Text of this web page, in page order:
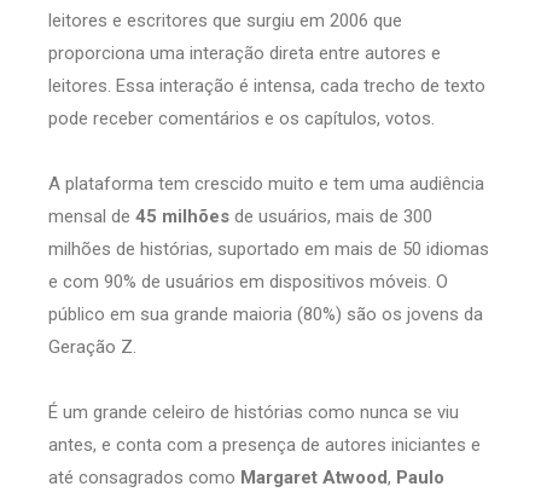
leitores e escritores que surgiu em 2006 que
proporciona uma interação direta entre autores e
leitores. Essa interação é intensa, cada trecho de texto
pode receber comentários e os capítulos, votos.
A plataforma tem crescido muito e tem uma audiência
mensal de 45 milhões de usuários, mais de 300
milhões de histórias, suportado em mais de 50 idiomas
e com 90% de usuários em dispositivos móveis. O
público em sua grande maioria (80%) são os jovens da
Geração Z.
É um grande celeiro de histórias como nunca se viu
antes, e conta com a presença de autores iniciantes e
até consagrados como Margaret Atwood, Paulo